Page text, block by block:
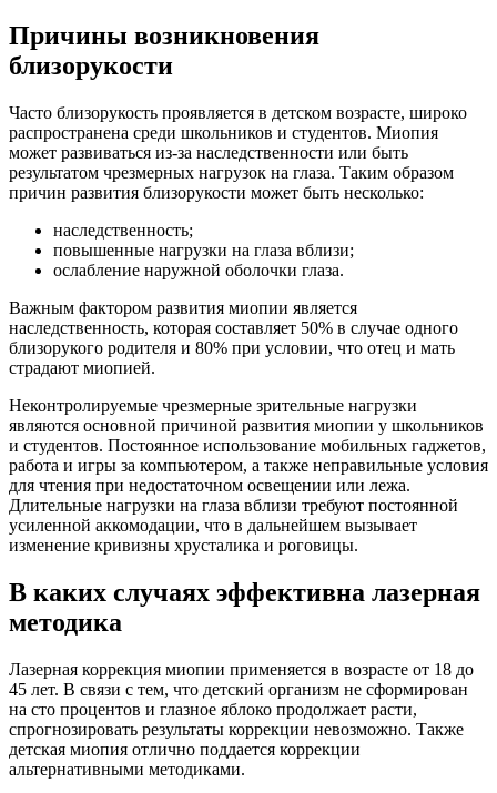
Причины возникновения
близорукости
Часто близорукость проявляется в детском возрасте, широко
распространена среди школьников и студентов. Миопия
может развиваться из-за наследственности или быть
результатом чрезмерных нагрузок на глаза. Таким образом
причин развития близорукости может быть несколько:
наследственность;
повышенные нагрузки на глаза вблизи;
ослабление наружной оболочки глаза.
Важным фактором развития миопии является
наследственность, которая составляет 50% в случае одного
близорукого родителя и 80% при условии, что отец и мать
страдают миопией.
Неконтролируемые чрезмерные зрительные нагрузки
являются основной причиной развития миопии у школьников
и студентов. Постоянное использование мобильных гаджетов,
работа и игры за компьютером, а также неправильные условия
для чтения при недостаточном освещении или лежа.
Длительные нагрузки на глаза вблизи требуют постоянной
усиленной аккомодации, что в дальнейшем вызывает
изменение кривизны хрусталика и роговицы.
В каких случаях эффективна лазерная
методика
Лазерная коррекция миопии применяется в возрасте от 18 до
45 лет. В связи с тем, что детский организм не сформирован
на сто процентов и глазное яблоко продолжает расти,
спрогнозировать результаты коррекции невозможно. Также
детская миопия отлично поддается коррекции
альтернативными методиками.